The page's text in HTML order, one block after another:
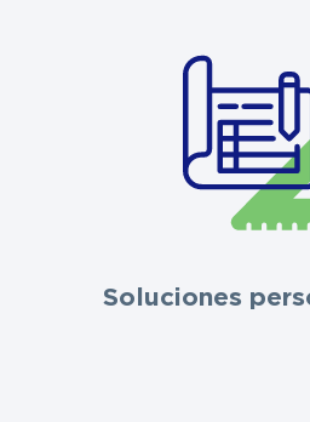
Soluciones